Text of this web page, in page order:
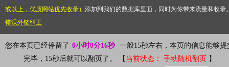
或以上，优质网站优先收录） 添加到我们的数据库里面，同时为你带来流量和收录
错误外链纠正
您在本页已经停留了 0小时0分16秒 一般15秒左右，本页的信息能够提
完毕，15秒后就可以翻页了。 【 当前状态： 手动随机翻页 】